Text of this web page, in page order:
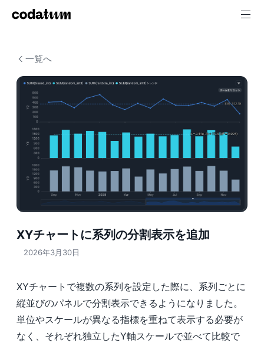
一覧へ
XYチャートに系列の分割表示を追加
2026年3月30日
XYチャートで複数の系列を設定した際に、系列ごとに
縦並びのパネルで分割表示できるようになりました。
単位やスケールが異なる指標を重ねて表示する必要が
なく、それぞれ独立したY軸スケールで並べて比較で